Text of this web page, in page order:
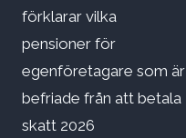
förklarar vilka
pensioner för
egenföretagare som är
befriade från att betala
skatt 2026